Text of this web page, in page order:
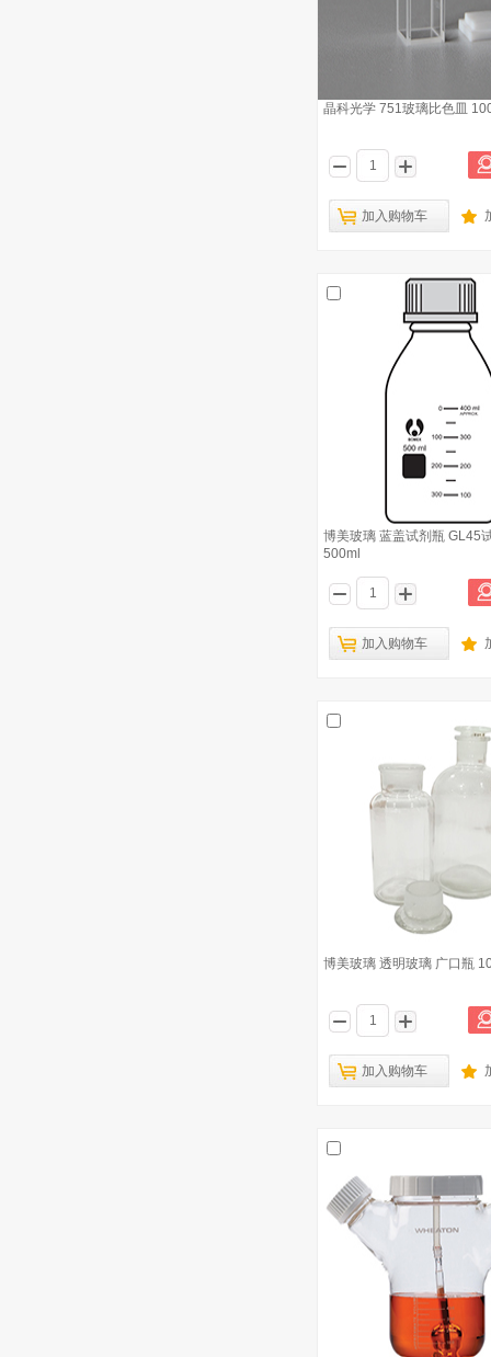
晶科光学 751玻璃比色皿
加入购物车
博美玻璃 蓝盖试剂瓶 GL45
500ml
加入购物车
博美玻璃 透明玻璃 广口瓶
加入购物车